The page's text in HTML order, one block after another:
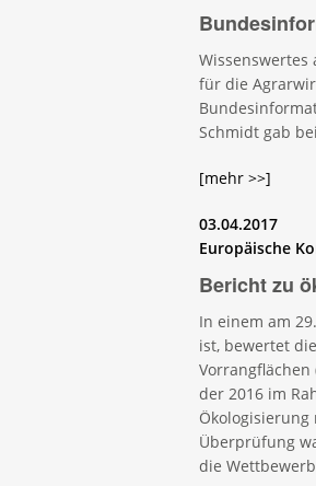
Wissenswertes
für die
Schmidt gab
[mehr >>]
03.04.2017
Europäische
Bericht zu
In einem am
ist, bewertet
der 2016 im
Überprüfung
die